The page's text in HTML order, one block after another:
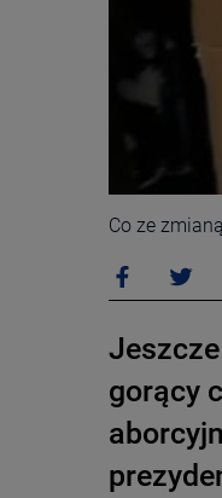
Co ze
gorący